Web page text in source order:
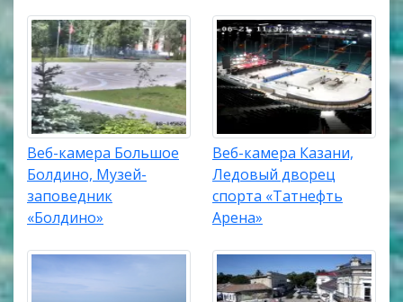
Веб-камера Большое
Болдино, Музей-
заповедник
«Болдино»
Веб-камера Казани,
Ледовый дворец
спорта «Татнефть
Арена»